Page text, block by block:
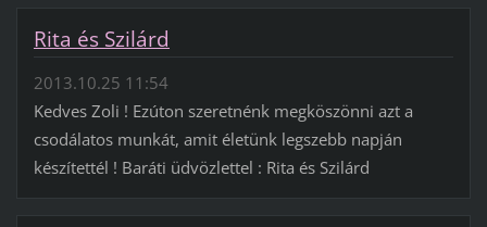
Rita és Szilárd
2013.10.25 11:54
Kedves Zoli ! Ezúton szeretnénk megköszönni azt a
csodálatos munkát, amit életünk legszebb napján
készítettél ! Baráti üdvözlettel : Rita és Szilárd